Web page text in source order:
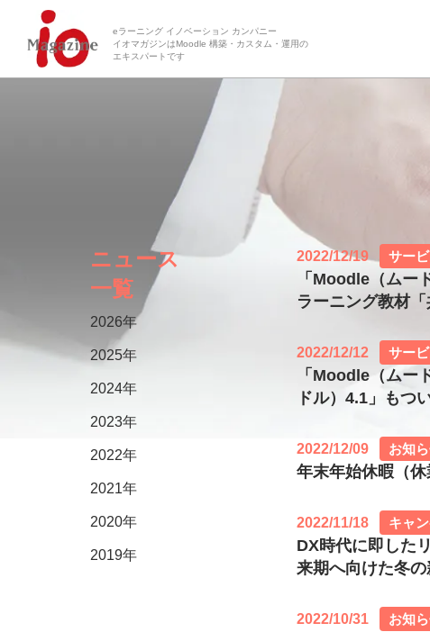
eラーニング イノベーション カンパニー
イオマガジンはMoodle 構築・カスタム・運用の
エキスパートです
ニュース
一覧
2026年
2025年
2024年
2023年
2022年
2021年
2020年
2019年
2022/12/19 サー
「Moodle（ムー
ラーニング教材
2022/12/12 サー
「Moodle（ムー
ドル）4.1」もつ
2022/12/09 お知
年末年始休暇（
2022/11/18 キャ
DX時代に即した
来期へ向けた冬
2022/10/31 お知